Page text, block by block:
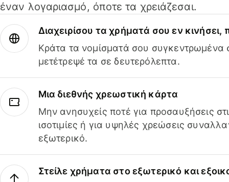
έναν λογαριασμό, όποτε τα χρειάζεσαι.
Διαχειρίσου τα χρήματά σου εν
Κράτα τα νομίσματά σου συγκεντρωμένα
μετέτρεψέ τα σε δευτερόλεπτα.
Μια διεθνής χρεωστική κάρτα
Μην ανησυχείς ποτέ για προσαυξήσεις
ισοτιμίες ή για υψηλές χρεώσεις
εξωτερικό.
Στείλε χρήματα στο εξωτερικό και